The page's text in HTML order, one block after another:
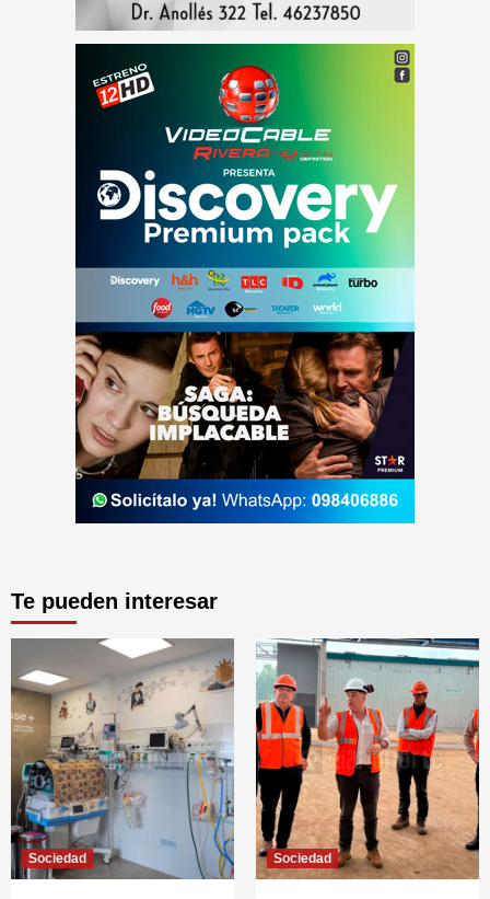
Te pueden interesar
Sociedad Sociedad